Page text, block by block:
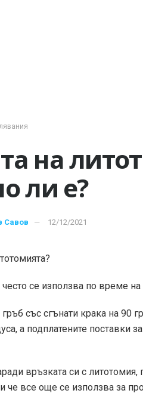
на
ли е?
Савов 12/12/2021
се използва по време
със сгънати крака на 90
а подплатените поставки
връзката си с
че все още се използва за